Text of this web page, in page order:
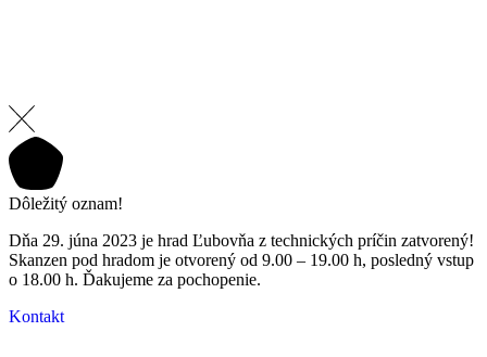
Dôležitý oznam!
Dňa 29. júna 2023 je hrad Ľubovňa z technických príčin zatvorený!
Skanzen pod hradom je otvorený od 9.00 – 19.00 h, posledný vstup
o 18.00 h. Ďakujeme za pochopenie.
Kontakt